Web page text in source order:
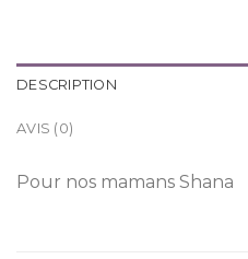
DESCRIPTION
AVIS (0)
Pour nos mamans Shana